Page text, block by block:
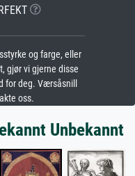
og farge, eller
gjør vi gjerne disse
for deg. Værsåsnill
oss.
Unbekannt